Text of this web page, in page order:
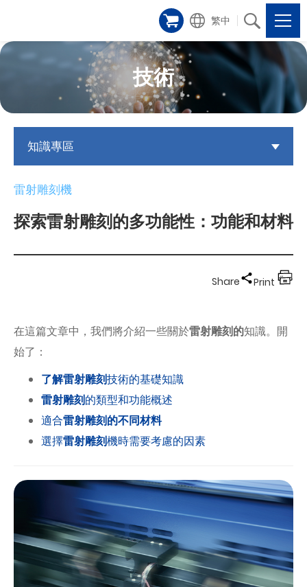
繁中
技術
知識專區
雷射雕刻機
探索雷射雕刻的多功能性：功能和材料
Share Print
在這篇文章中，我們將介紹一些關於雷射雕刻的知識。開
始了：
了解雷射雕刻技術的基礎知識
雷射雕刻的類型和功能概述
適合雷射雕刻的不同材料
選擇雷射雕刻機時需要考慮的因素